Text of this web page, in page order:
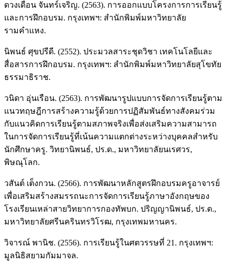
ดวงเดือน จันทร์เจริญ. (2563). การออกแบบโครงการการเรียนรู้
และการฝึกอบรม. กรุงเทพฯ: สำนักพิมพ์มหาวิทยาลัย
รามคำแหง.
นิพนธ์ ศุขปรีดี. (2552). ประมวลสาระชุดวิชา เทคโนโลยีและ
สื่อสารการฝึกอบรม. กรุงเทพฯ: สำนักพิมพ์มหาวิทยาลัยสุโขทัย
ธรรมาธิราช.
วนิดา อุ่นเรือน. (2563). การพัฒนารูปแบบการจัดการเรียนรู้ตาม
แนวทฤษฎีการสร้างความรู้ด้วยการปฏิสัมพันธ์ทางสังคมร่วม
กับแนวคิดการเรียนรู้ตามสภาพจริงเพื่อส่งเสริมความสามารถ
ในการจัดการเรียนรู้ที่เน้นความแตกต่างระหว่างบุคคลสำหรับ
นักศึกษาครู. วิทยานิพนธ์, ปร.ด., มหาวิทยาลัยนเรศวร,
พิษณุโลก.
วสันต์ เต็งกวน. (2566). การพัฒนาหลักสูตรฝึกอบรมครูอาจารย์
เพื่อเสริมสร้างสมรรถนะการจัดการเรียนรู้ภาษาอังกฤษของ
โรงเรียนเหล่าสายวิทยาการกองทัพบก. ปริญญานิพนธ์, ปร.ด.,
มหาวิทยาลัยศรีนครินทรวิโรฒ, กรุงเทพมหานคร.
วิจารณ์ พานิช. (2556). การเรียนรู้ในศตวรรษที่ 21. กรุงเทพฯ:
มูลนิธิสยามกัมมาจล.